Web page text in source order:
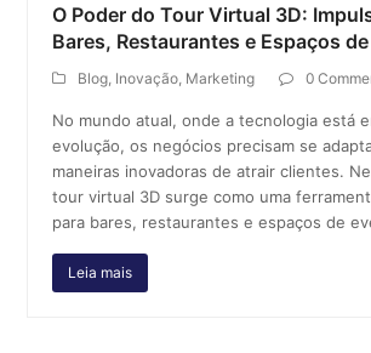
O Poder do Tour Virtual 3D:
Bares, Restaurantes e Espaços
Blog Inovação Marketing 0
No mundo atual, onde a tecnologia está
evolução, os negócios precisam se
maneiras inovadoras de atrair clientes.
tour virtual 3D surge como uma
para bares, restaurantes e espaços de
Leia mais